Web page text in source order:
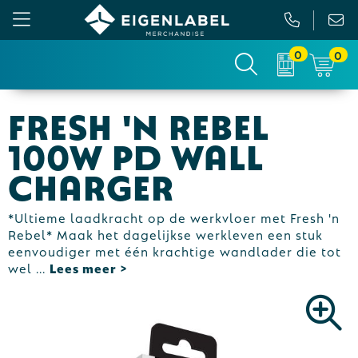
Gezichtsmaskers en mondkapjes
Werkkleding
Sportkleding & Teamwear
T-Shirts
Sweaters
Vesten
Relatiepakketten
Tassen
Anti-stress
Bidons en Sportflessen
Elektronica, Gadgets en USB
Feestartikelen
Huis, Tuin en Keuken
Custom made picknickkleed
Custom made sokken
Sportkratten & bidons
Custom-made paraplu
Custom-made hesjes
Custom-made onderzetters
Custom-made riemen
Binnenreclame
Buitenreclame
Vlaggen
Beurs & Presentatie
Drukwerk
0 0
Fresh 'n Rebel
100W PD Wall
Charger
*Ultieme laadkracht op de werkvloer met Fresh 'n
Rebel* Maak het dagelijkse werkleven een stuk
eenvoudiger met één krachtige wandlader die tot
wel